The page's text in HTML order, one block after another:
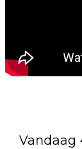
Vandaag